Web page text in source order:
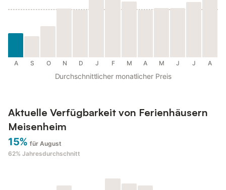
A S O N D J F M A M J J A
Durchschnittlicher monatlicher Preis
Aktuelle Verfügbarkeit von Ferienhäusern
Meisenheim
15% für August
62% Jahresdurchschnitt